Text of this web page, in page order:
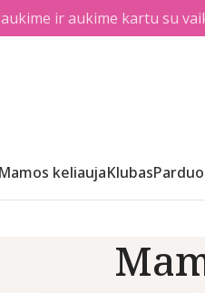
Mamos keliaujaKlubas
ir aukime kartu su